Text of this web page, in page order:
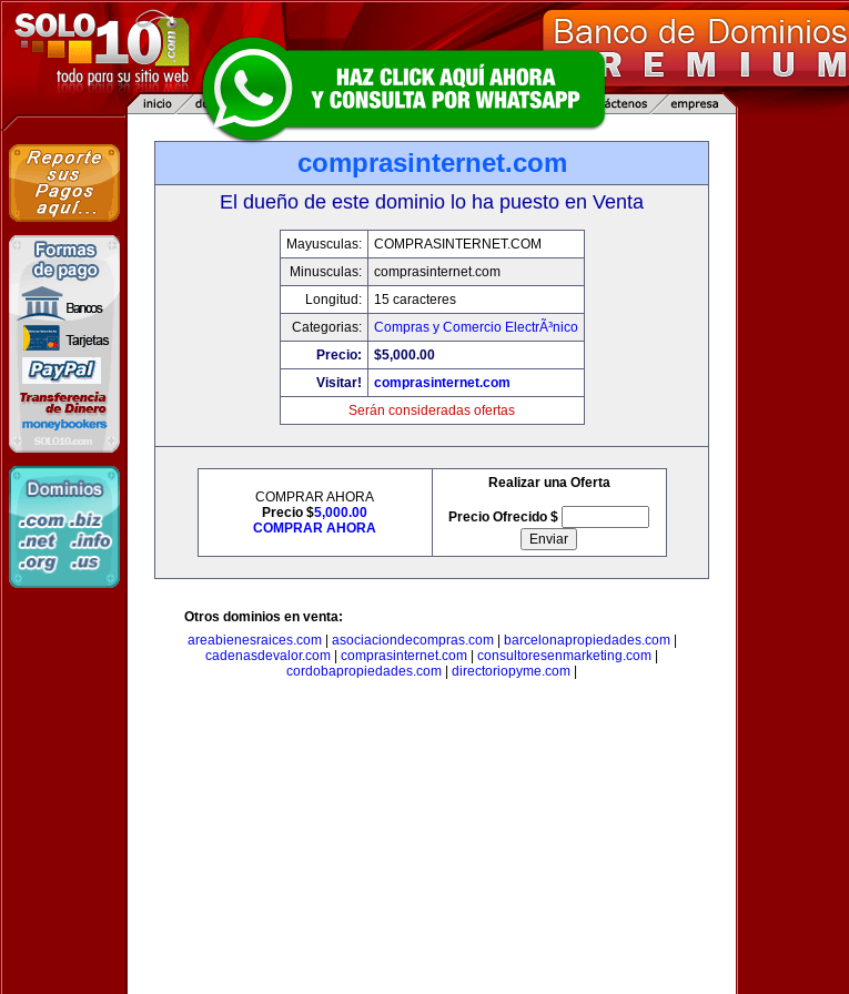
comprasinternet.com
El dueño de este dominio lo ha puesto en Venta
Mayusculas:
COMPRASINTERNET.COM
Minusculas:
comprasinternet.com
Longitud:
15 caracteres
Categorias:
Compras y Comercio ElectrÃ³nico
Precio:
$5,000.00
Visitar!
comprasinternet.com
Serán consideradas ofertas
COMPRAR AHORA
Precio $5,000.00
COMPRAR AHORA
Realizar una Oferta
Precio Ofrecido $
Otros dominios en venta:
areabienesraices.com| asociaciondecompras.com| barcelonapropiedades.com|
cadenasdevalor.com
comprasinternet.com consultoresenmarketing.com
cordobapropiedades.com
directoriopyme.com